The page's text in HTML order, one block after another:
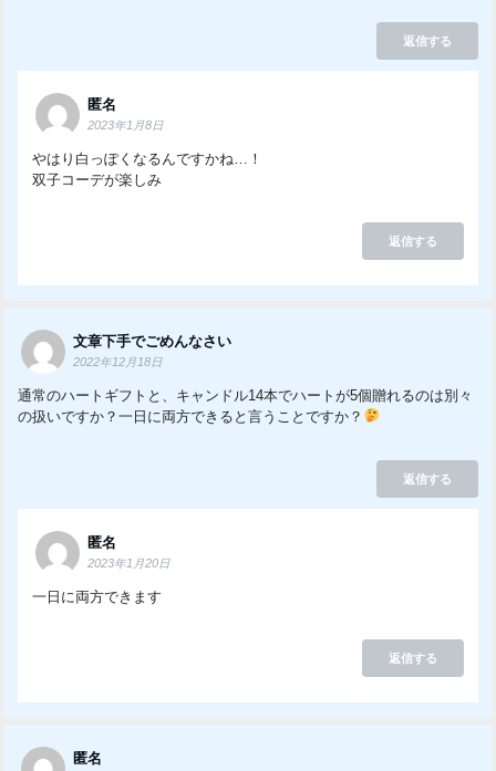
返信する
匿名
2023年1月8日
やはり白っぽくなるんですかね…！
双子コーデが楽しみ
返信する
文章下手でごめんなさい
2022年12月18日
通常のハートギフトと、キャンドル14本でハートが5個贈れるのは別々
の扱いですか？一日に両方できると言うことですか？
返信する
匿名
2023年1月20日
一日に両方できます
返信する
匿名